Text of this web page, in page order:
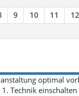
9 10 11 12
optimal
Technik